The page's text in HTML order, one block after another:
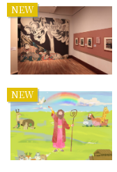
NEW
NEW